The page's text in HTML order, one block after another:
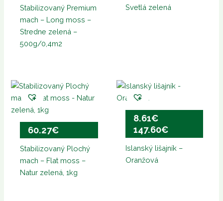
Stabilizovaný Premium
mach – Long moss –
Stredne zelená –
500g/0,4m2
Svetlá zelená
60.27€
Stabilizovaný Plochý
mach – Flat moss –
Natur zelená, 1kg
8.61€
147.60€
Price
8.61€
147.60€
Islanský lišajník –
Oranžová